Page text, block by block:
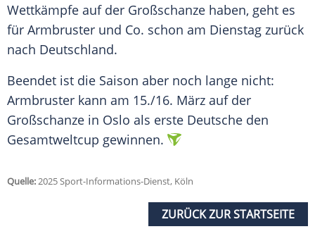
Wettkämpfe auf der Großschanze haben, geht es
für Armbruster und Co. schon am Dienstag zurück
nach Deutschland.
Beendet ist die Saison aber noch lange nicht:
Armbruster kann am 15./16. März auf der
Großschanze in Oslo als erste Deutsche den
Gesamtweltcup gewinnen.
Quelle:2025 Sport-Informations-Dienst, Köln
ZURÜCK ZUR STARTSEITE